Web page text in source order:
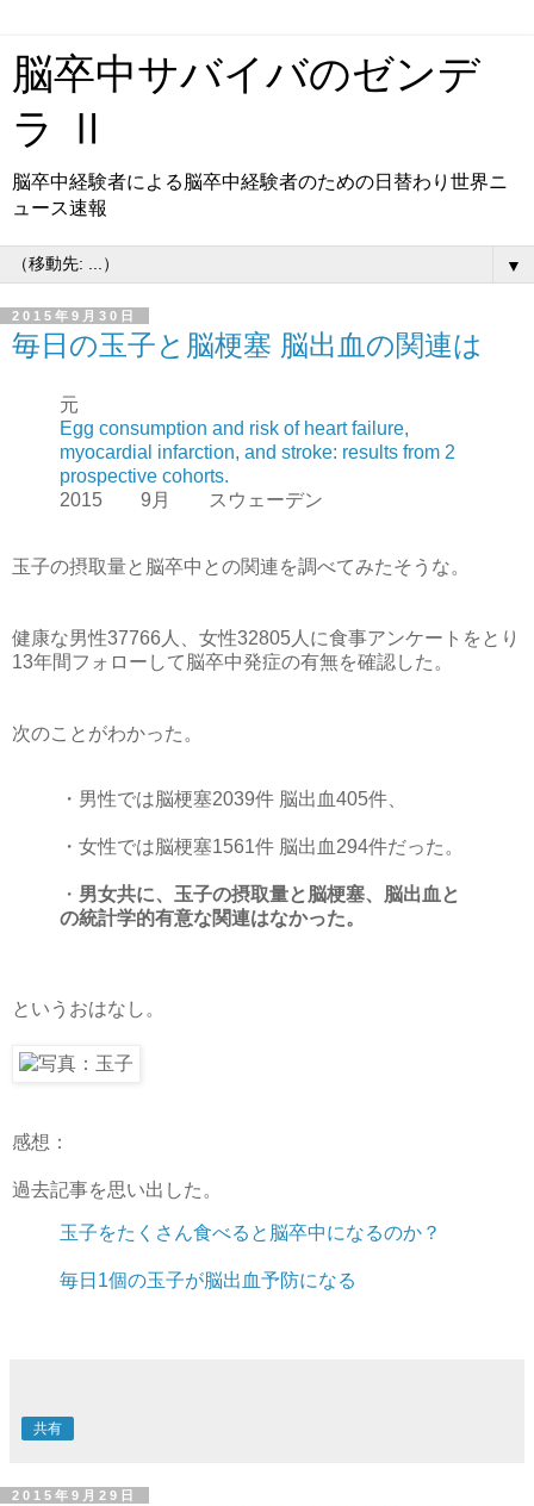
脳卒中サバイバのゼンデ
ラ Ⅱ
脳卒中経験者による脳卒中経験者のための日替わり世界ニ
ュース速報
▼
2015年9月30日
毎日の玉子と脳梗塞 脳出血の関連は
元
Egg consumption and risk of heart failure,
myocardial infarction, and stroke: results from 2
prospective cohorts.
2015 9月 スウェーデン
玉子の摂取量と脳卒中との関連を調べてみたそうな。
健康な男性37766人、女性32805人に食事アンケートをとり
13年間フォローして脳卒中発症の有無を確認した。
次のことがわかった。
・男性では脳梗塞2039件 脳出血405件、
・女性では脳梗塞1561件 脳出血294件だった。
・ 男女共に、玉子の摂取量と脳梗塞、脳出血と
の統計学的有意な関連はなかった。
というおはなし。
感想：
過去記事を思い出した。
玉子をたくさん食べると脳卒中になるのか？
毎日1個の玉子が脳出血予防になる
共有
2015年9月29日